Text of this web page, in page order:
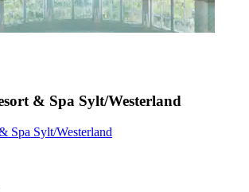
& Spa Sylt/Westerland
Spa Sylt/Westerland